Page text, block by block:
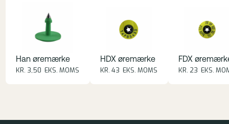
Han øremærke
KR. 3,50 EKS. MOMS
HDX øremærke
KR. 43 EKS. MOMS
FDX
KR. 23 EKS.